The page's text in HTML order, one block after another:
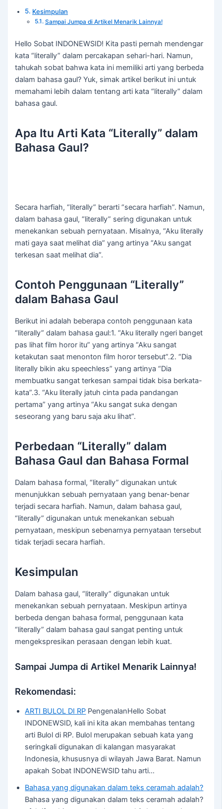
Kesimpulan
Sampai Jumpa di Artikel Menarik Lainnya!
Hello Sobat INDONEWSID! Kita pasti pernah mendengar
kata “literally” dalam percakapan sehari-hari. Namun,
tahukah sobat bahwa kata ini memiliki arti yang berbeda
dalam bahasa gaul? Yuk, simak artikel berikut ini untuk
memahami lebih dalam tentang arti kata “literally” dalam
bahasa gaul.
Apa Itu Arti Kata “Literally” dalam
Bahasa Gaul?
Secara harfiah, “literally” berarti “secara harfiah”. Namun,
dalam bahasa gaul, “literally” sering digunakan untuk
menekankan sebuah pernyataan. Misalnya, “Aku literally
mati gaya saat melihat dia” yang artinya “Aku sangat
terkesan saat melihat dia”.
Contoh Penggunaan “Literally”
dalam Bahasa Gaul
Berikut ini adalah beberapa contoh penggunaan kata
“literally” dalam bahasa gaul:1. “Aku literally ngeri banget
pas lihat film horor itu” yang artinya “Aku sangat
ketakutan saat menonton film horor tersebut”.2. “Dia
literally bikin aku speechless” yang artinya “Dia
membuatku sangat terkesan sampai tidak bisa berkata-
kata”.3. “Aku literally jatuh cinta pada pandangan
pertama” yang artinya “Aku sangat suka dengan
seseorang yang baru saja aku lihat”.
Perbedaan “Literally” dalam
Bahasa Gaul dan Bahasa Formal
Dalam bahasa formal, “literally” digunakan untuk
menunjukkan sebuah pernyataan yang benar-benar
terjadi secara harfiah. Namun, dalam bahasa gaul,
“literally” digunakan untuk menekankan sebuah
pernyataan, meskipun sebenarnya pernyataan tersebut
tidak terjadi secara harfiah.
Kesimpulan
Dalam bahasa gaul, “literally” digunakan untuk
menekankan sebuah pernyataan. Meskipun artinya
berbeda dengan bahasa formal, penggunaan kata
“literally” dalam bahasa gaul sangat penting untuk
mengekspresikan perasaan dengan lebih kuat.
Sampai Jumpa di Artikel Menarik Lainnya!
Rekomendasi:
ARTI BULOL DI RP PengenalanHello Sobat
INDONEWSID, kali ini kita akan membahas tentang
arti Bulol di RP. Bulol merupakan sebuah kata yang
seringkali digunakan di kalangan masyarakat
Indonesia, khususnya di wilayah Jawa Barat. Namun
apakah Sobat INDONEWSID tahu arti…
Bahasa yang digunakan dalam teks ceramah adalah?
Bahasa yang digunakan dalam teks ceramah adalah?